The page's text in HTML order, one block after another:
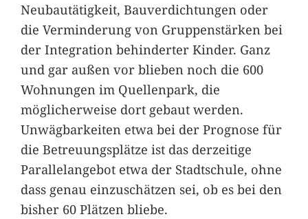
Neubautätigkeit, Bauverdichtungen oder
die Verminderung von Gruppenstärken bei
der Integration behinderter Kinder. Ganz
und gar außen vor blieben noch die 600
Wohnungen im Quellenpark, die
möglicherweise dort gebaut werden.
Unwägbarkeiten etwa bei der Prognose für
die Betreuungsplätze ist das derzeitige
Parallelangebot etwa der Stadtschule, ohne
dass genau einzuschätzen sei, ob es bei den
bisher 60 Plätzen bliebe.